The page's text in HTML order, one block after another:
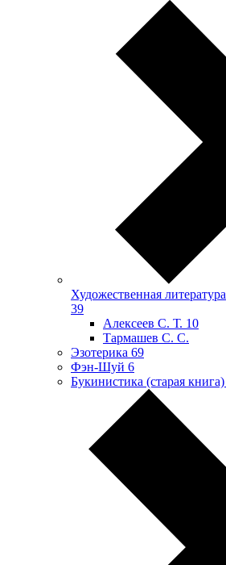
Художественная литература
39
Алексеев С. Т. 10
Тармашев С. С.
Эзотерика 69
Фэн-Шуй 6
Букинистика (старая книга)